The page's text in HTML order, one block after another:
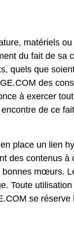
matériels
du fait de sa
quels que
des
à exercer
de ce
place un lien
des contenus à
mœurs.
Toute
se réserve